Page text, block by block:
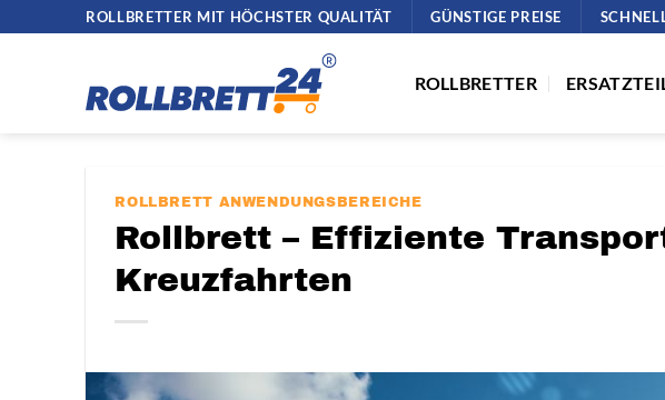
ROLLBRETTER MIT HÖCHSTER QUALITÄT GÜNSTIGE PREISE
ROLLBRETTER
ROLLBRETT ANWENDUNGSBEREICHE
Rollbrett – Effiziente
Kreuzfahrten